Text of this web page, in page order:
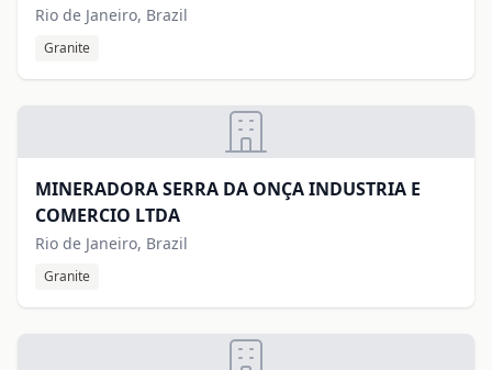
Rio de Janeiro, Brazil
Granite
MINERADORA SERRA DA ONÇA INDUSTRIA E
COMERCIO LTDA
Rio de Janeiro, Brazil
Granite